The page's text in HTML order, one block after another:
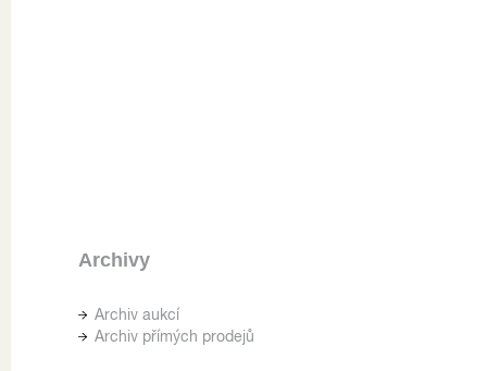
Archivy
Archiv aukcí
Archiv přímých prodejů